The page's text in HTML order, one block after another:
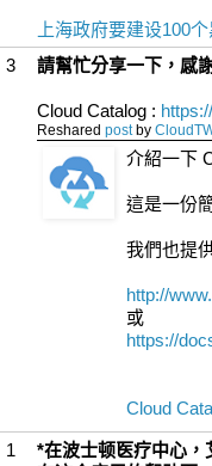
上海政府要建设100
3 請幫忙分享一下，感
Cloud Catalog :
Reshared postby
介紹一下
這是一份
我們也提
http://
或
https://
Cloud
1
*在波士顿医疗中心，